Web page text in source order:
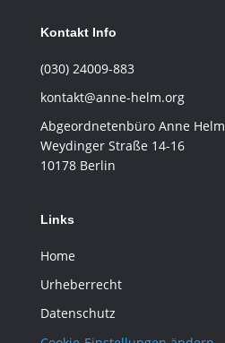
Kontakt Info
(030) 24009-883
kontakt@anne-helm.org
Abgeordnetenbüro Anne Helm
Weydinger Straße 14-16
10178 Berlin
Links
Home
Urheberrecht
Datenschutz